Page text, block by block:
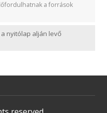
a források
a nyitólap alján levő